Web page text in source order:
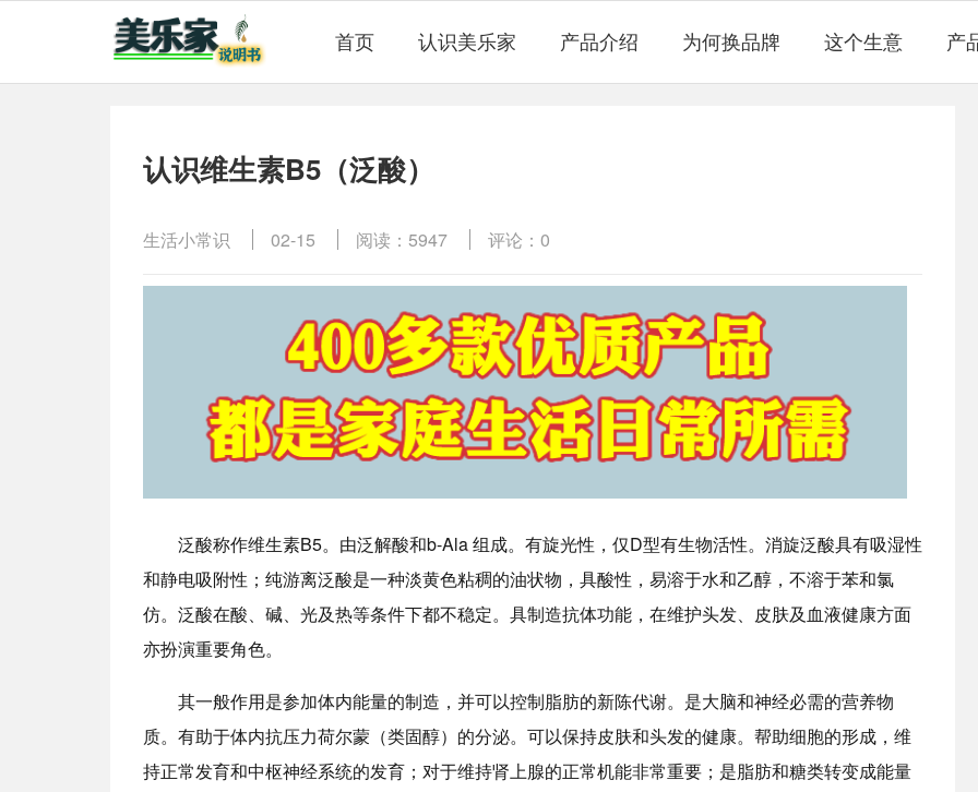
首页 认识美乐家 产品介绍 为何换品牌 这个生意 产
认识维生素B5（泛酸）
生活小常识 02-15 阅读：5947 评论：0
泛酸称作维生素B5。由泛解酸和b-Ala 组成。有旋光性，仅D型有生物活性。消旋泛酸具有吸湿性
和静电吸附性；纯游离泛酸是一种淡黄色粘稠的油状物，具酸性，易溶于水和乙醇，不溶于苯和氯
仿。泛酸在酸、碱、光及热等条件下都不稳定。具制造抗体功能，在维护头发、皮肤及血液健康方面
亦扮演重要角色。
其一般作用是参加体内能量的制造，并可以控制脂肪的新陈代谢。是大脑和神经必需的营养物
质。有助于体内抗压力荷尔蒙（类固醇）的分泌。可以保持皮肤和头发的健康。帮助细胞的形成，维
持正常发育和中枢神经系统的发育；对于维持肾上腺的正常机能非常重要；是脂肪和糖类转变成能量